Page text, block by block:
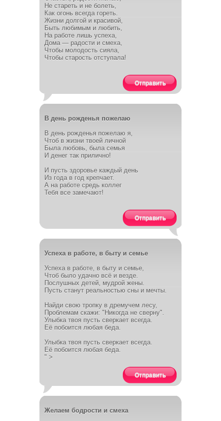
Не стареть и не болеть,
Как огонь всегда гореть.
Жизни долгой и красивой,
Быть любимым и любить,
На работе лишь успеха,
Дома — радости и смеха,
Чтобы молодость сияла,
Чтобы старость отступала!
Отправить
В день рожденья пожелаю
В день рожденья пожелаю я,
Чтоб в жизни твоей личной
Была любовь, была семья
И денег так прилично!
И пусть здоровье каждый день
Из года в год крепчает.
А на работе средь коллег
Тебя все замечают!
Отправить
Успеха в работе, в быту и семье
Успеха в работе, в быту и семье,
Чтоб было удачно всё и везде.
Послушных детей, мудрой жены.
Пусть станут реальностью сны и мечты.
Найди свою тропку в дремучем лесу,
Проблемам скажи: "Никогда не сверну".
Улыбка твоя пусть сверкает всегда.
Её побоится любая беда.
Улыбка твоя пусть сверкает всегда.
Её побоится любая беда.
" >
Отправить
Желаем бодрости и смеха